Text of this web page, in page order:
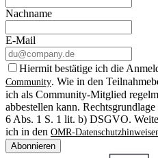
Nachname
E-Mail
Hiermit bestätige ich die
Community. Wie in den
ich als Community-Mitglied
abbestellen kann.
6 Abs. 1 S. 1 lit. b) DSGVO.
ich in den OMR-
Abonnieren